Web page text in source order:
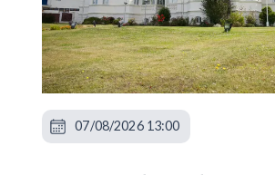
07/08/2026 13:00